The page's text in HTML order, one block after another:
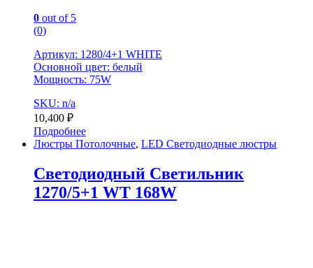
0 out of 5
(0)
Артикул: 1280/4+1 WHITE
Основной цвет: белый
Мощность: 75W
SKU: n/a
10,400 ₽
Подробнее
Люстры Потолочные, LED Светодиодные люстры
Светодиодный Светильник
1270/5+1 WT 168W